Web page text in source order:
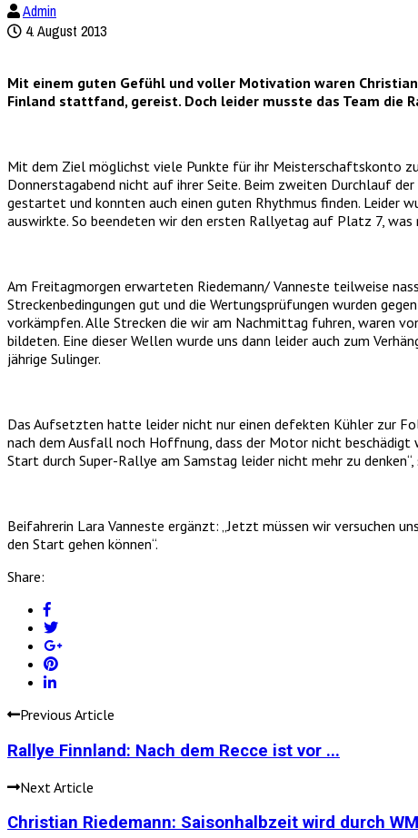
Admin
4. August 2013
Mit einem guten Gefühl und voller Motivation waren
Finland stattfand, gereist. Doch leider musste das Team die
Mit dem Ziel möglichst viele Punkte für ihr Meisterschaftskonto
Donnerstagabend nicht auf ihrer Seite. Beim zweiten Durchlauf
gestartet und konnten auch einen guten Rhythmus finden. Leider
auswirkte. So beendeten wir den ersten Rallyetag auf Platz 7,
Am Freitagmorgen erwarteten Riedemann/ Vanneste teilweise
Streckenbedingungen gut und die Wertungsprüfungen wurden
vorkämpfen. Alle Strecken die wir am Nachmittag fuhren, waren
bildeten. Eine dieser Wellen wurde uns dann leider auch zum
jährige Sulinger.
Das Aufsetzten hatte leider nicht nur einen defekten Kühler zur
nach dem Ausfall noch Hoffnung, dass der Motor nicht
Start durch Super-Rallye am Samstag leider nicht mehr zu
Beifahrerin Lara Vanneste ergänzt: „Jetzt müssen wir versuchen
den Start gehen können“.
Share:
Previous Article
Rallye Finnland: Nach dem Recce ist vor ...
Next Article
Christian Riedemann: Saisonhalbzeit wird durch